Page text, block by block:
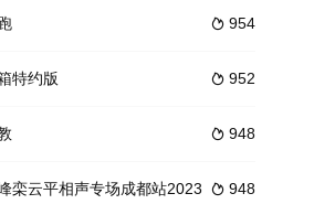
护人
以团队PK的形式在游戏任务和相声竞演中进行
位，守护提案，舌战群儒。激活全民洞察潜能，用
 954
 952
特约版
 948
 948
栾云平相声专场成都站2023